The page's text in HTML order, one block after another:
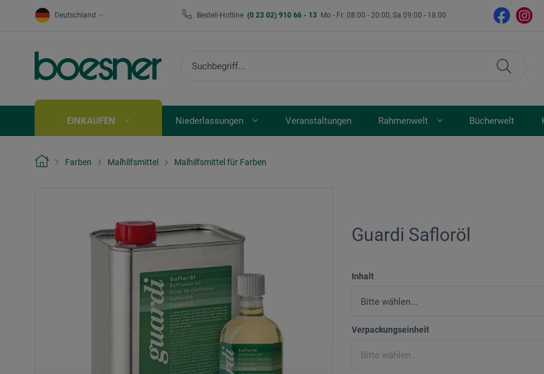
Deutschland Bestell-Hotline (0 23 02) 910 66 - 13 Mo - Fr: 08:00 - 20:00, Sa 09:00 - 18:00
EINKAUFEN Niederlassungen Veranstaltungen Rahmenwelt Bücherwelt
Farben Malhilfsmittel Malhilfsmittel für Farben
Guardi Safloröl
Inhalt
Verpackungseinheit